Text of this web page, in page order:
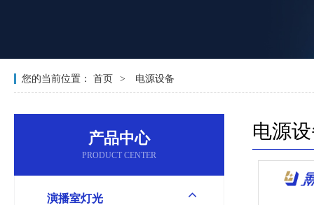
您的当前位置： 首页 电源设备
产品中心
PRODUCT CENTER
演播室灯光
电源